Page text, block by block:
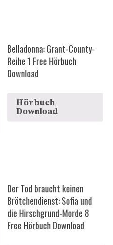
Belladonna: Grant-County-
Reihe 1 Free Hörbuch
Download
Hörbuch
Download
Der Tod braucht keinen
Brötchendienst: Sofia und
die Hirschgrund-Morde 8
Free Hörbuch Download